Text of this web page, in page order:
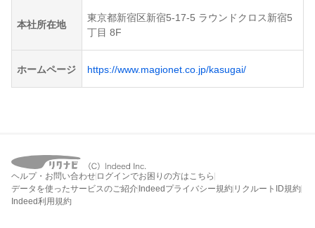
本社所在地
東京都新宿区新宿5-17-5 ラウンドクロス新宿5
丁目 8F
ホームページ https://www.magionet.co.jp/kasugai/
ヘルプ・お問い合わせ ログインでお困りの方はこちら
データを使ったサービスのご紹介 Indeedプライバシー規約 リクルートID規約
Indeed利用規約